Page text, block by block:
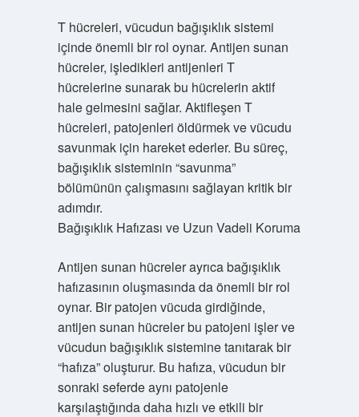
T hücreleri, vücudun bağışıklık sistemi
içinde önemli bir rol oynar. Antijen sunan
hücreler, işledikleri antijenleri T
hücrelerine sunarak bu hücrelerin aktif
hale gelmesini sağlar. Aktifleşen T
hücreleri, patojenleri öldürmek ve vücudu
savunmak için hareket ederler. Bu süreç,
bağışıklık sisteminin “savunma”
bölümünün çalışmasını sağlayan kritik bir
adımdır.
Bağışıklık Hafızası ve Uzun Vadeli Koruma
Antijen sunan hücreler ayrıca bağışıklık
hafızasının oluşmasında da önemli bir rol
oynar. Bir patojen vücuda girdiğinde,
antijen sunan hücreler bu patojeni işler ve
vücudun bağışıklık sistemine tanıtarak bir
“hafıza” oluşturur. Bu hafıza, vücudun bir
sonraki seferde aynı patojenle
karşılaştığında daha hızlı ve etkili bir